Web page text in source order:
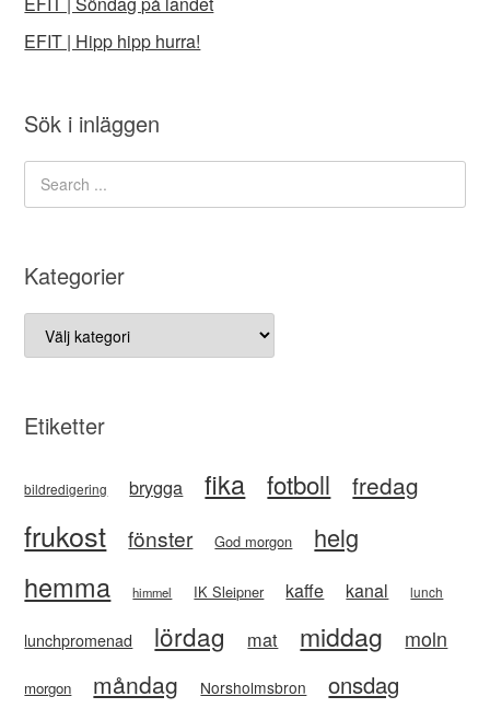
EFIT | Hipp hipp hurra!
Sök i inläggen
Kategorier
Kategorier
Etiketter
bildredigering brygga fika fotboll fredag
frukost fönster God morgon helg
hemma himmel IK Sleipner kaffe kanal lunch
lunchpromenad lördag mat middag moln
morgon måndag Norsholmsbron onsdag